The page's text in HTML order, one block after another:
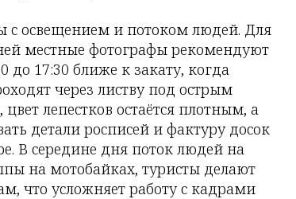
с освещением и потоком людей. Для
местные фотографы рекомендуют
до 17:30 ближе к закату, когда
через листву под острым
лепестков остаётся плотным, а
детали росписей и фактуру досок
В середине дня поток людей на
на мотобайках, туристы делают
что усложняет работу с кадрами